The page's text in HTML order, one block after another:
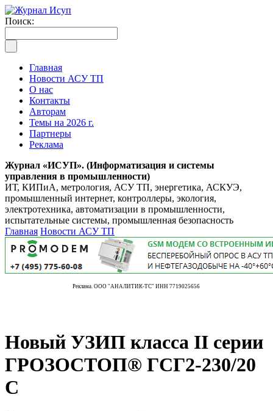
Поиск:
Главная
Новости АСУ ТП
О нас
Контакты
Авторам
Темы на 2026 г.
Партнеры
Реклама
Журнал «ИСУП». (Информатизация и системы
управления в промышленности)
ИТ, КИПиА, метрология, АСУ ТП, энергетика, АСКУЭ,
промышленный интернет, контроллеры, экология,
электротехника, автоматизации в промышленности,
испытательные системы, промышленная безопасность
Главная Новости АСУ ТП
Реклама. ООО "АНАЛИТИК-ТС" ИНН 7719025656
Новый УЗИП класса II серии
ГРОЗОСТОП® ГСГ2-230/20
С